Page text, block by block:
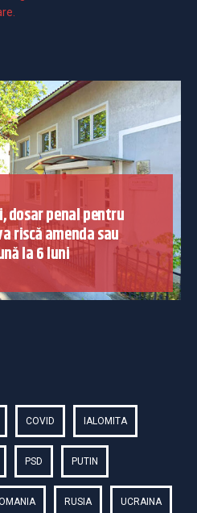
dosar penal pentru
riscă amenda sau
la 6 luni
COVID IALOMITA
PSD PUTIN
RUSIA UCRAINA